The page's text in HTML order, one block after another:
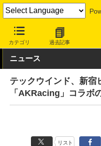
カテゴリ 過去記事
INTERNET Watch トピック
ニュース
テックウインド、新宿
「AKRacing」コラボ
リスト